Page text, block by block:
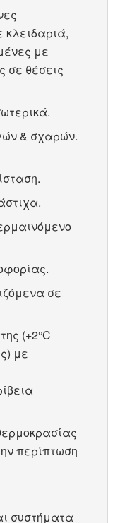
με
σε θέσεις
& σχαρών.
σε
(+2°C
με
περίπτωση
συστήματα